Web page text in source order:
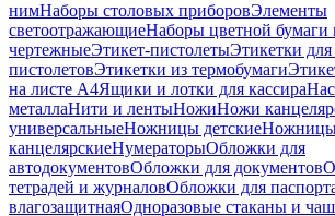
нимНаборы столовых приборовЭлементы
светоотражающиеНаборы цветной бумаги
чертежныеЭтикет-пистолетыЭтикетки для
пистолетовЭтикетки из термобумаги
на листе А4Ящики и лотки для кассира
металлаНити и лентыНожиНожи
универсальныеНожницы детские
канцелярскиеНумераторыОбложки для
автодокументовОбложки для документов
тетрадей и журналовОбложки для
влагозащитнаяОдноразовые стаканы и